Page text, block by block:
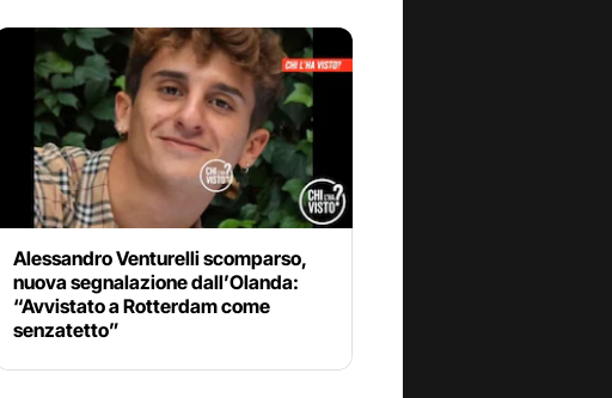
Alessandro Venturelli scomparso,
nuova segnalazione dall’Olanda:
“Avvistato a Rotterdam come
senzatetto”